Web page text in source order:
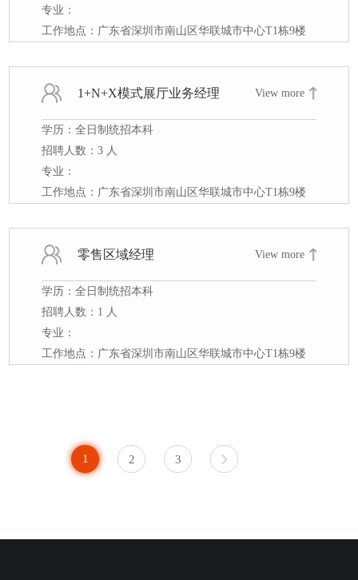
专业：
工作地点：广东省深圳市南山区华联城市中心T1栋9楼
1+N+X模式展厅业务经理 View more
学历：全日制统招本科
招聘人数：3 人
专业：
工作地点：广东省深圳市南山区华联城市中心T1栋9楼
零售区域经理 View more
学历：全日制统招本科
招聘人数：1 人
专业：
工作地点：广东省深圳市南山区华联城市中心T1栋9楼
1 2 3